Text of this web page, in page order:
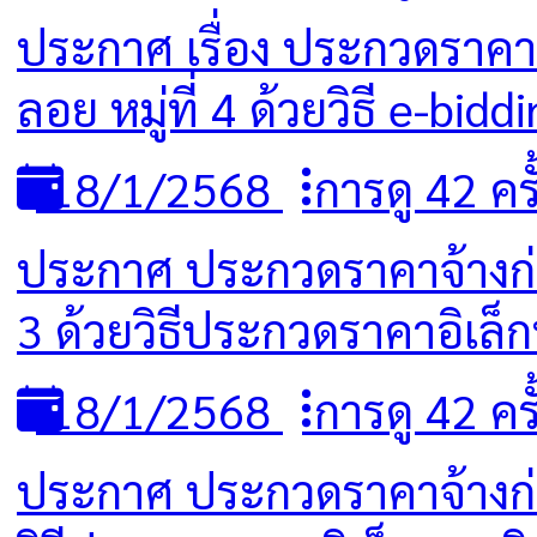
ประกาศ เรื่อง ประกวดรา
ลอย หมู่ที่ 4 ด้วยวิธี e-
18/1/2568 การดู 42 ค
ประกาศ ประกวดราคาจ้า
3 ด้วยวิธีประกวดราคาอิเ
18/1/2568 การดู 42 ค
ประกาศ ประกวดราคาจ้าง